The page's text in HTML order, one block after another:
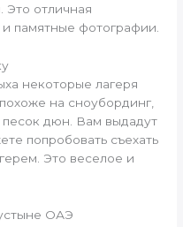
отличная
памятные фотографии.
некоторые лагеря
на сноубординг,
песок дюн. Вам выдадут
попробовать съехать
Это веселое и
ОАЭ